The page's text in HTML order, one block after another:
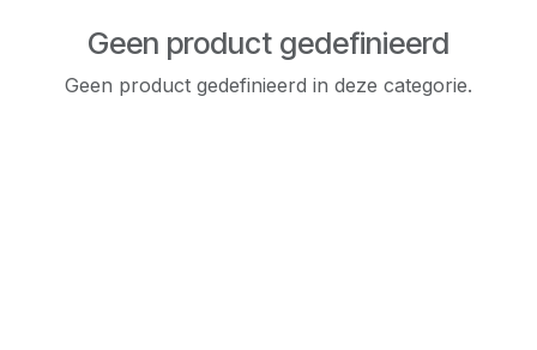
Geen product gedefinieerd
Geen product gedefinieerd in deze categorie.